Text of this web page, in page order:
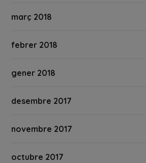
març 2018
febrer 2018
gener 2018
desembre 2017
novembre 2017
octubre 2017